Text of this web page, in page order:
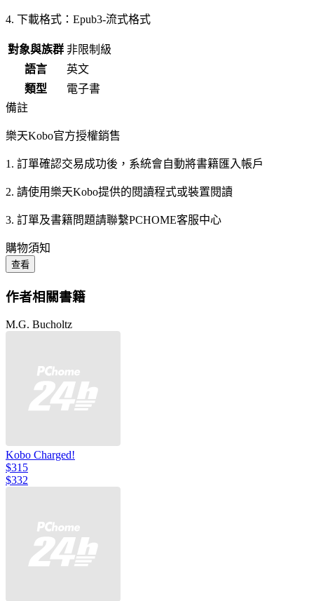
4. 下載格式：Epub3-流式格式
對象與族群 非限制級
語言
英文
類型
電子書
備註
樂天Kobo官方授權銷售
1. 訂單確認交易成功後，系統會自動將書籍匯入帳戶
2. 請使用樂天Kobo提供的閱讀程式或裝置閱讀
3. 訂單及書籍問題請聯繫PCHOME客服中心
購物須知
查看
作者相關書籍
M.G. Bucholtz
Kobo Charged!
$315
$332